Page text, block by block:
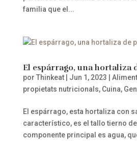
familia que el...
El espárrago, una hortaliza
por Thinkeat| Jun 1, 2023
propietats nutricionals, Cuina,
El espárrago, esta hortaliza con
característico, es el tallo tierno
componente principal es agua,